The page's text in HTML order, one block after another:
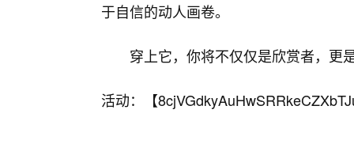
于自信的动人画卷。
穿上它，你将不仅仅是欣赏者，更
活动：【